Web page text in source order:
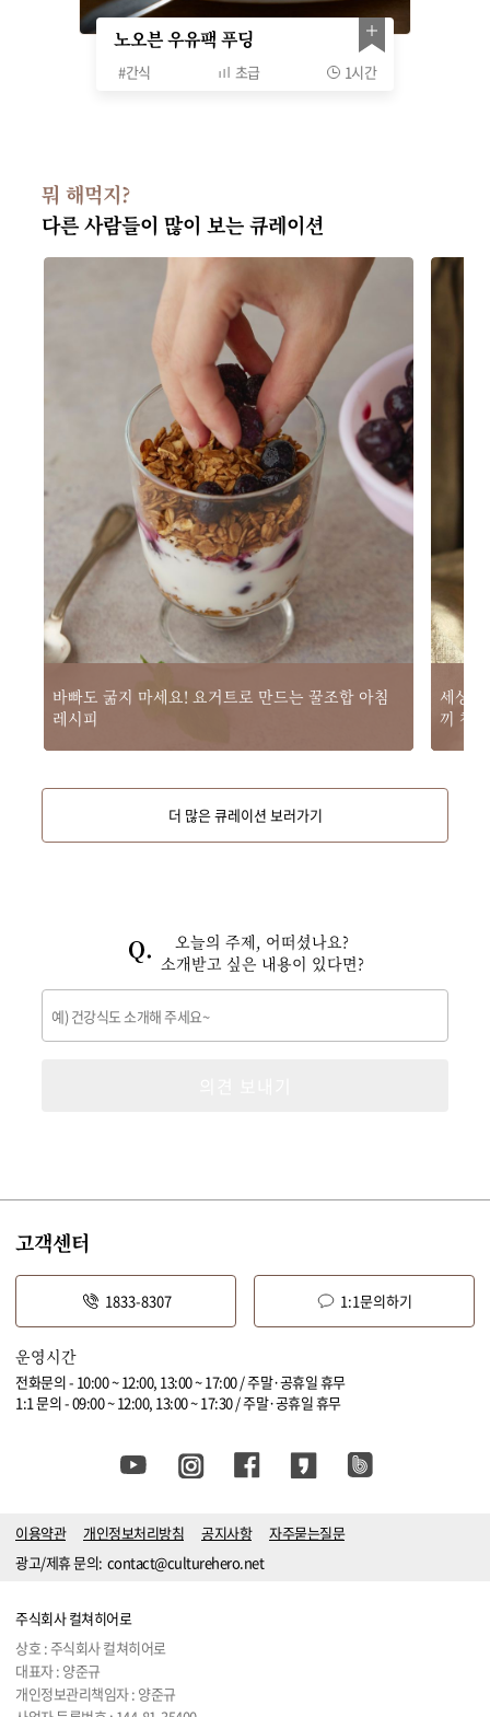
노오븐 우유팩 푸딩
#간식 초급 1시간
뭐 해먹지?
다른 사람들이 많이 보는 큐레이션
바빠도 굶지 마세요! 요거트로 만드는 꿀조합 아침
레시피
세상
끼 챙
더 많은 큐레이션 보러가기
오늘의 주제, 어떠셨나요?
소개받고 싶은 내용이 있다면?
고객센터
1833-8307 1:1문의하기
운영시간
전화문의 - 10:00 ~ 12:00, 13:00 ~ 17:00 / 주말·공휴일 휴무
1:1 문의 - 09:00 ~ 12:00, 13:00 ~ 17:30 / 주말·공휴일 휴무
이용약관 개인정보처리방침 공지사항
자주묻는질문
광고/제휴 문의: contact@culturehero.net
주식회사 컬쳐히어로
상호 : 주식회사 컬쳐히어로
대표자 : 양준규
개인정보관리책임자 : 양준규